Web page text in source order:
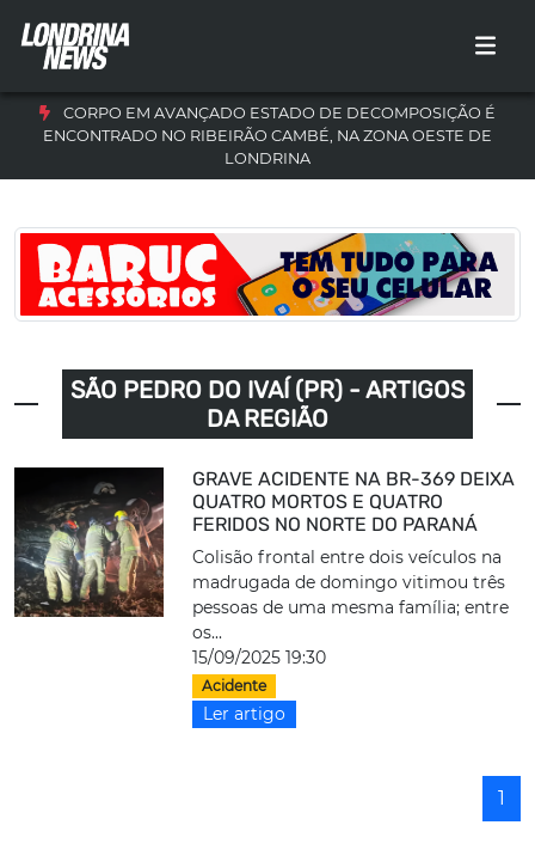
CORPO EM AVANÇADO ESTADO DE DECOMPOSIÇÃO É
ENCONTRADO NO RIBEIRÃO CAMBÉ, NA ZONA OESTE DE
LONDRINA
SÃO PEDRO DO IVAÍ (PR) - ARTIGOS
DA REGIÃO
GRAVE ACIDENTE NA BR-369 DEIXA
QUATRO MORTOS E QUATRO
FERIDOS NO NORTE DO PARANÁ
Colisão frontal entre dois veículos na
madrugada de domingo vitimou três
pessoas de uma mesma família; entre
os...
15/09/2025 19:30
Acidente
Ler artigo
1